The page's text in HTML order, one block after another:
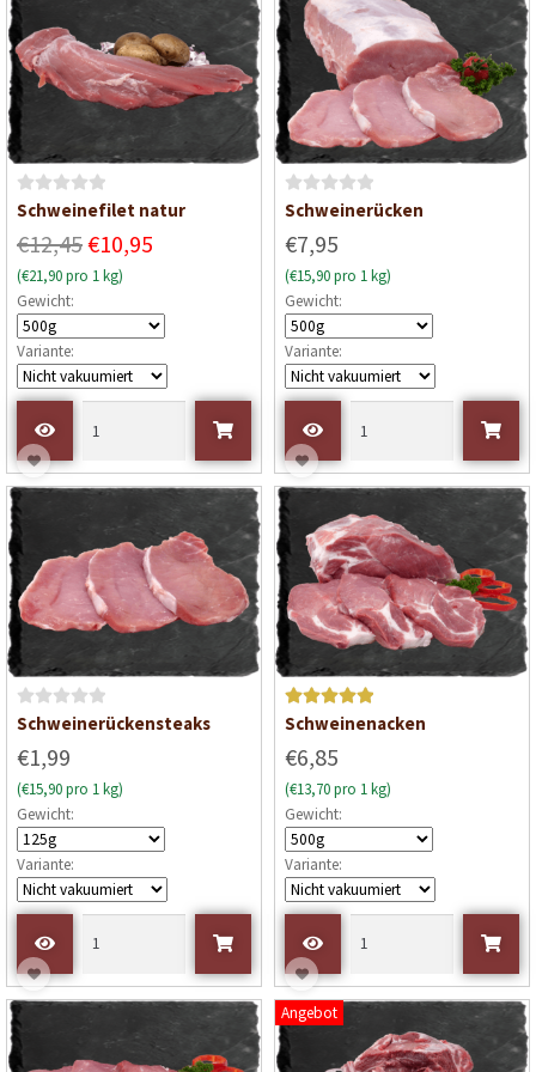
n
5
n
B
w
e
r
e
t
0
v
n
Schweinefilet natur
€12,45€10,95
(€21,90 pro 1 kg)
Gewicht:
Variante:
B
w
e
r
e
t
0
v
n
Schweinerücken
€7,95
(€15,90 pro 1 kg)
Gewicht:
Variante:
B
w
e
r
e
t
0
v
Schweinerückensteaks
€1,99
(€15,90 pro 1 kg)
Gewicht:
Variante:
Bewertet mit
Schweinenacken
€6,85
(€13,70 pro 1 kg)
Gewicht:
Variante:
Angebot